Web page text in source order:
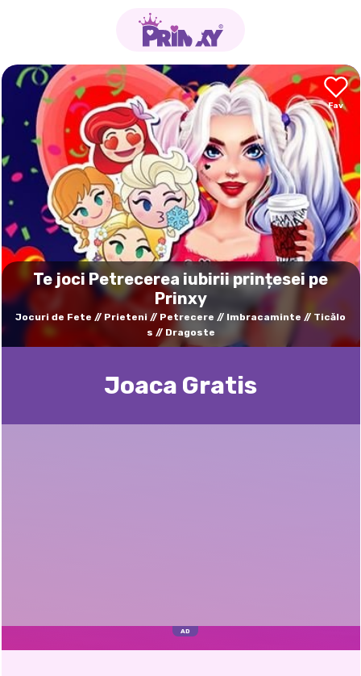
Te joci Petrecerea iubirii prințesei pe
Prinxy
Jocuri de Fete Prieteni Petrecere Imbracaminte
Ticălo
s
Dragoste
Joaca Gratis